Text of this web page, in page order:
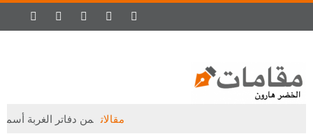
مقالات من دفاتر الغربة أسمار